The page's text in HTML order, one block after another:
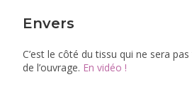
Envers
C’est le côté du tissu qui ne sera
de l’ouvrage. En vidéo !